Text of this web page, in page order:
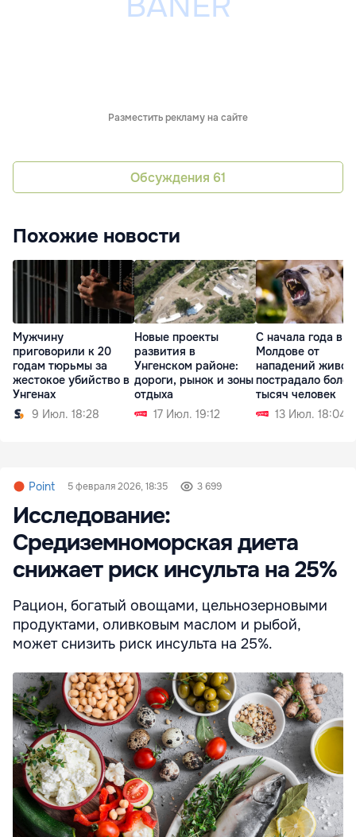
Разместить рекламу на сайте
Обсуждения 61
Похожие новости
Мужчину
приговорили к 20
годам тюрьмы за
жестокое убийство в
Унгенах
9 Июл. 18:28
Новые проекты
развития в
Унгенском районе:
дороги, рынок и зоны
отдыха
17 Июл. 19:12
С начала года в
Молдове от
нападений
пострадало
тысяч человек
13 Июл. 18:04
Point 5 февраля 2026, 18:35 3 699
Исследование:
Средиземноморская диета
снижает риск инсульта на 25%
Рацион, богатый овощами, цельнозерновыми
продуктами, оливковым маслом и рыбой,
может снизить риск инсульта на 25%.